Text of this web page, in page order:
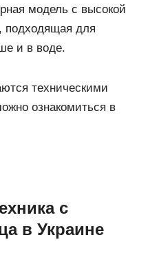
модель с высокой
подходящая для
и в воде.
техническими
ознакомиться в
с
в Украине